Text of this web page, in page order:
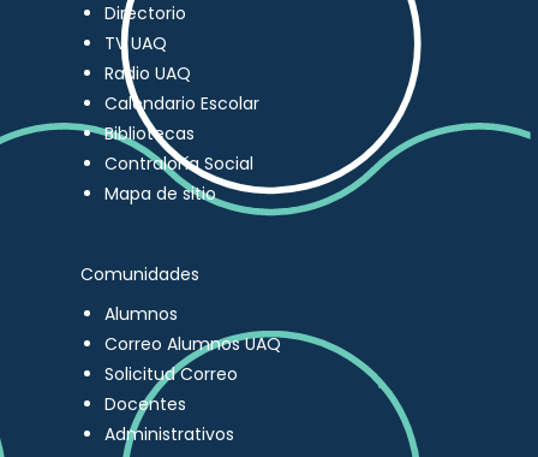
Directorio
TV UAQ
Radio UAQ
Calendario Escolar
Bibliotecas
Contraloría Social
Mapa de sitio
Comunidades
Alumnos
Correo Alumnos UAQ
Solicitud Correo
Docentes
Administrativos